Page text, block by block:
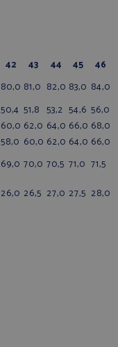
42 43 44 45
46
80,0 81,0 82,0 83,0 84,0
50,4 51,8 53,2 54,6 56,0
60,0 62,0 64,0 66,0 68,0
58,0 60,0 62,0 64,0 66,0
69,0 70,0 70,5 71,0 71,5
26,0 26,5 27,0 27,5 28,0